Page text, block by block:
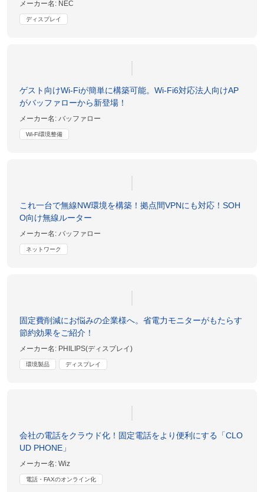
メーカー名: NEC
ディスプレイ
ゲスト向けWi-Fiが簡単に構築可能。Wi-Fi6対応法人向けAP
がバッファローから新登場！
メーカー名:バッファロー
Wi-Fi環境整備
これ一台で無線NW環境を構築！拠点間VPNにも対応！SOH
O向け無線ルーター
メーカー名:バッファロー
ネットワーク
固定費削減にお悩みの企業様へ。省電力モニターがもたらす
節約効果をご紹介！
メーカー名: PHILIPS(ディスプレイ)
環境製品 ディスプレイ
会社の電話をクラウド化！固定電話をより便利にする「CLO
UD PHONE」
メーカー名:Wiz
電話・FAXのオンライン化